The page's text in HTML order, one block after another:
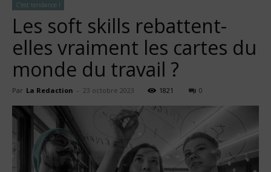
C’est tendance !
Les soft skills rebattent-
elles vraiment les cartes du
monde du travail ?
Par La Redaction - 23 octobre 2023 1821 0